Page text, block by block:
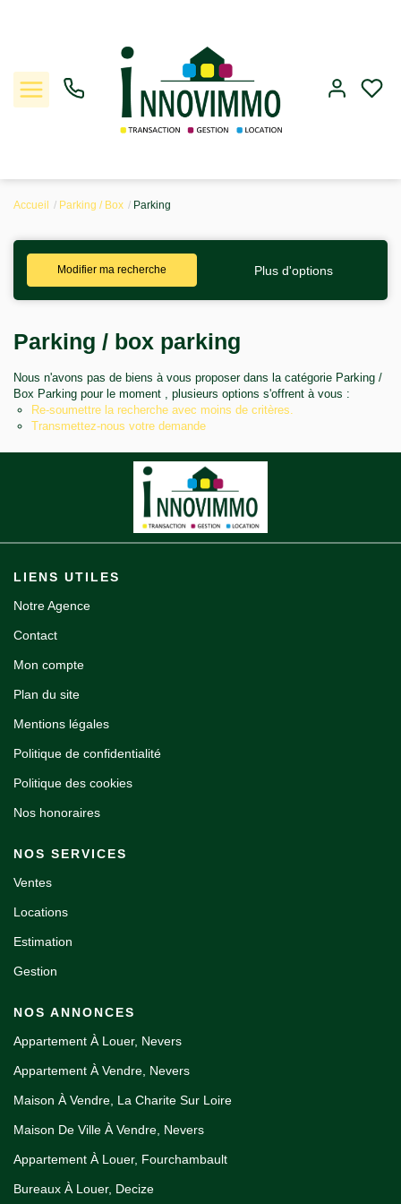
Locations
Gestion
Estimation
Notre agence
Accueil Parking / Box Parking
Modifier ma recherche Plus d'options
Parking / box parking
Nous n'avons pas de biens à vous proposer dans la catégorie Parking /
Box Parking pour le moment , plusieurs options s'offrent à vous :
Re-soumettre la recherche avec moins de critères.
Transmettez-nous votre demande
LIENS UTILES
Notre Agence
Contact
Mon compte
Plan du site
Mentions légales
Politique de confidentialité
Politique des cookies
Nos honoraires
NOS SERVICES
Ventes
Locations
Estimation
Gestion
NOS ANNONCES
Appartement À Louer, Nevers
Appartement À Vendre, Nevers
Maison À Vendre, La Charite Sur Loire
Maison De Ville À Vendre, Nevers
Appartement À Louer, Fourchambault
Bureaux À Louer, Decize